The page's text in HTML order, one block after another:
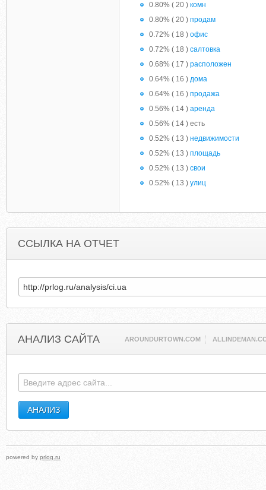
0.80% ( 20 ) комн
0.80% ( 20 ) продам
0.72% ( 18 ) офис
0.72% ( 18 ) салтовка
0.68% ( 17 ) расположен
0.64% ( 16 ) дома
0.64% ( 16 ) продажа
0.56% ( 14 ) аренда
0.56% ( 14 ) есть
0.52% ( 13 ) недвижимости
0.52% ( 13 ) площадь
0.52% ( 13 ) свои
0.52% ( 13 ) улиц
ССЫЛКА НА ОТЧЕТ
АНАЛИЗ САЙТА AROUNDURTOWN.COM
powered by prlog.ru